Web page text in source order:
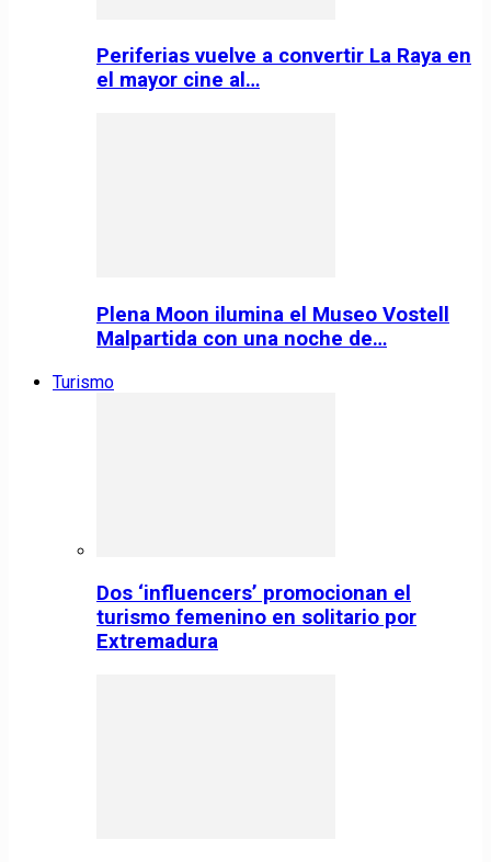
Periferias vuelve a convertir La Raya en
el mayor cine al…
Plena Moon ilumina el Museo Vostell
Malpartida con una noche de…
Turismo
Dos ‘influencers’ promocionan el
turismo femenino en solitario por
Extremadura